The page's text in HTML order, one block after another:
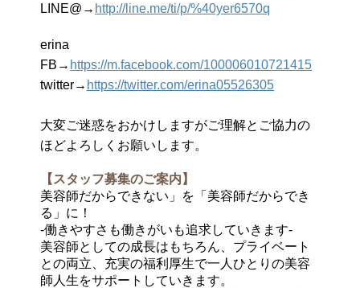
LINE@→ http://line.me/ti/p/%40yer6570q
erina
FB→ https://m.facebook.com/100006010721415
twitter→ https://twitter.com/erina05526305
大変ご迷惑をおかけしますがご理解とご協力の
ほどよろしくお願いします。
【スタッフ募集のご案内】
美容師だからできない」を「美容師だからでき
る」に！
-働きやすさも働きがいも追求していきます-
美容師としての成長はもちろん、プライベート
との両立、充実の福利厚生で一人ひとりの美容
師人生をサポートしていきます。